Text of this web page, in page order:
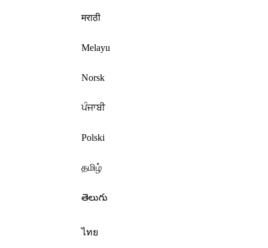
मराठी
Melayu
Norsk
ਪੰਜਾਬੀ
Polski
தமிழ்
తెలుగు
ไทย